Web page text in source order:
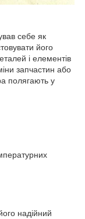
себе як
його
і елементів
запчастин або
полягають у
надійний